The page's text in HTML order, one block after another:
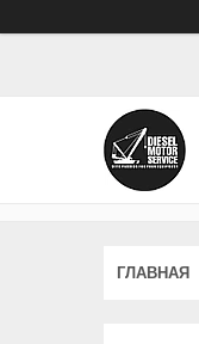
ГЛАВНАЯ